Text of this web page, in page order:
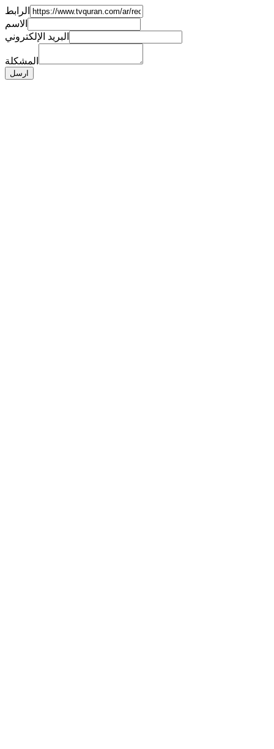
الرابط
الاسم
البريد الإلكتروني
المشكلة
ارسل